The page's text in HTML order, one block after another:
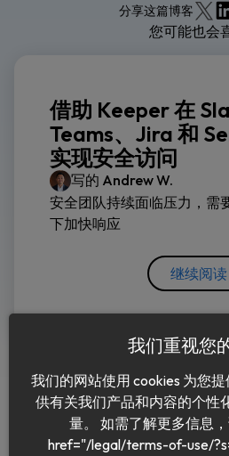
分享这篇博客
您可能也会
借助 Keeper 在
Teams、Jira 和
实现安全访问
写的 Andrew W.
安全团队持续面临压力，需
下加快响应
继续阅读
中文 (简体)
我们重视您
我们的网站使用 cookies 为您
供有关我们产品和内容的个性
量。 如需了解更多信息
href="/legal/terms-of-use/